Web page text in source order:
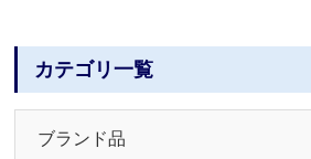
カテゴリ一覧
ブランド品